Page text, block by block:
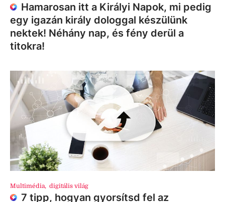
Hamarosan itt a Királyi Napok, mi pedig
egy igazán király dologgal készülünk
nektek! Néhány nap, és fény derül a
titokra!
Multimédia, digitális világ
7 tipp, hogyan gyorsítsd fel az